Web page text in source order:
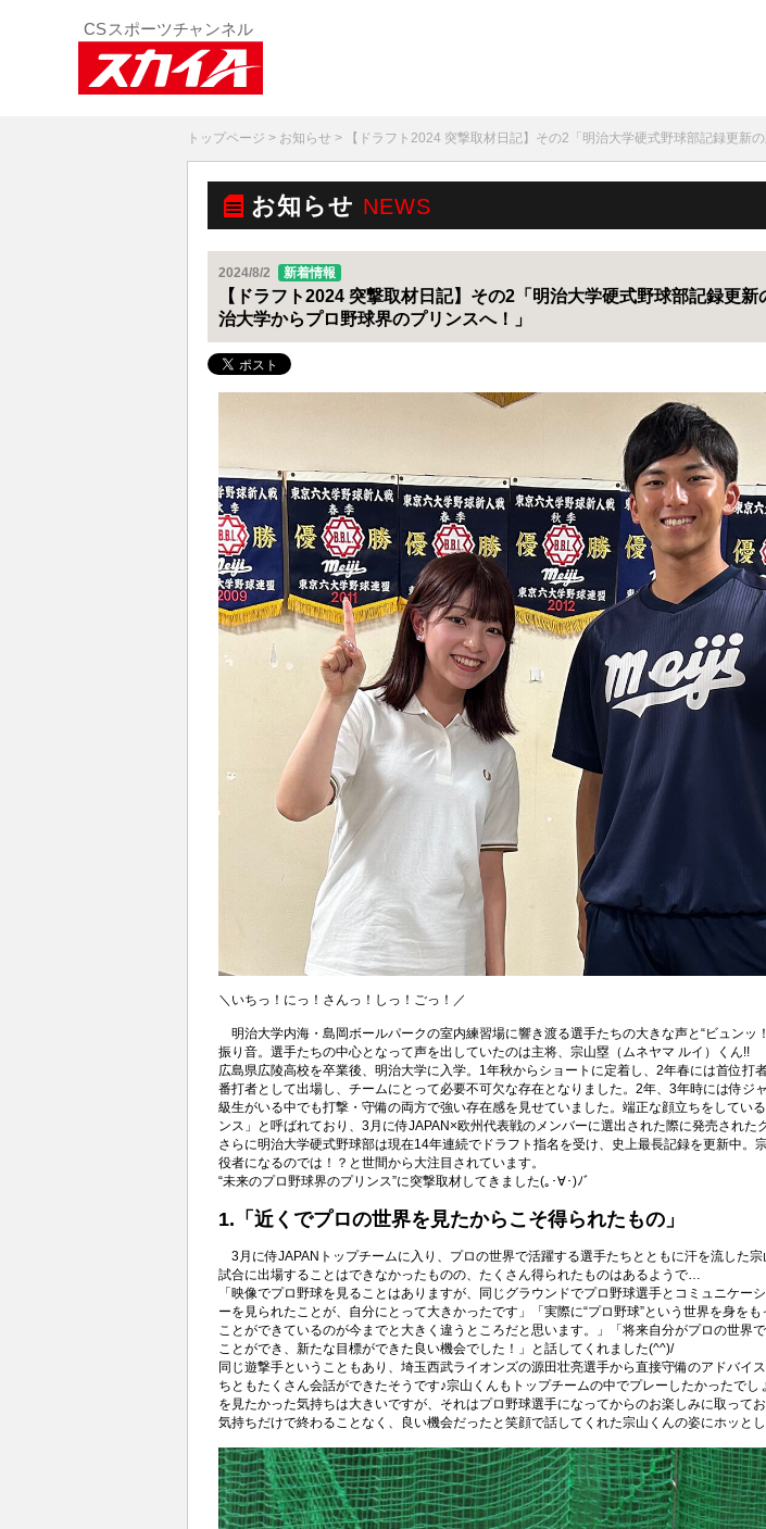
トップページ > お知らせ > 【ドラフト2024 突撃取材日記】その2「明治大学硬式野球部記録更新
お知らせ NEWS
2024/8/2 新着情報
【ドラフト2024 突撃取材日記】その2「明治大学硬式野球部記録更新
治大学からプロ野球界のプリンスへ！」
＼いちっ！にっ！さんっ！しっ！ごっ！／
明治大学内海・島岡ボールパークの室内練習場に響き渡る選手たちの大きな声と“ビュンッ
振り音。選手たちの中心となって声を出していたのは主将、宗山塁（ムネヤマ ルイ）くん!!
広島県広陵高校を卒業後、明治大学に入学。1年秋からショートに定着し、2年春には首位打
番打者として出場し、チームにとって必要不可欠な存在となりました。2年、3年時には侍ジ
級生がいる中でも打撃・守備の両方で強い存在感を見せていました。端正な顔立ちをしてい
ンス」と呼ばれており、3月に侍JAPAN×欧州代表戦のメンバーに選出された際に発売された
さらに明治大学硬式野球部は現在14年連続でドラフト指名を受け、史上最長記録を更新中。
役者になるのでは！？と世間から大注目されています。
“未来のプロ野球界のプリンス”に突撃取材してきました(｡･∀･)ﾉﾞ
1.「近くでプロの世界を見たからこそ得られたもの」
3月に侍JAPANトップチームに入り、プロの世界で活躍する選手たちとともに汗を流した
試合に出場することはできなかったものの、たくさん得られたものはあるようで…
「映像でプロ野球を見ることはありますが、同じグラウンドでプロ野球選手とコミュニケー
ーを見られたことが、自分にとって大きかったです」「実際に“プロ野球”という世界を身を
ことができているのが今までと大きく違うところだと思います。」「将来自分がプロの世界
ことができ、新たな目標ができた良い機会でした！」と話してくれました(^^)/
同じ遊撃手ということもあり、埼玉西武ライオンズの源田壮亮選手から直接守備のアドバイ
ちともたくさん会話ができたそうです♪宗山くんもトップチームの中でプレーしたかったで
を見たかった気持ちは大きいですが、それはプロ野球選手になってからのお楽しみに取って
気持ちだけで終わることなく、良い機会だったと笑顔で話してくれた宗山くんの姿にホッと